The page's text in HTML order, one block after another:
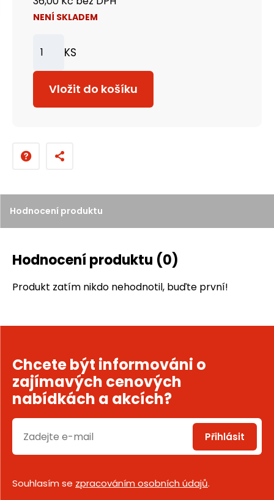
NENÍ SKLADEM
m
n
č
e
t
KS
Vložit do košíku
Hodnocení produktu
Hodnocení produktu (0)
Produkt zatím nikdo nehodnotil, buďte první!
Chcete být informováni o
zajímavých cenových
nabídkách a akcích?
Přihlásit
Souhlasím se zpracováním osobních údajů.